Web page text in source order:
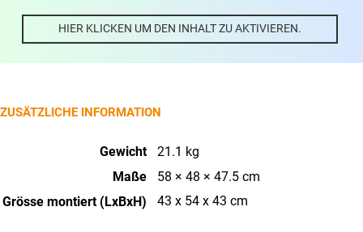
HIER KLICKEN UM DEN INHALT ZU AKTIVIEREN.
ZUSÄTZLICHE INFORMATION
Gewicht
21.1 kg
Maße
58 × 48 × 47.5 cm
Grösse montiert (LxBxH)
43 x 54 x 43 cm